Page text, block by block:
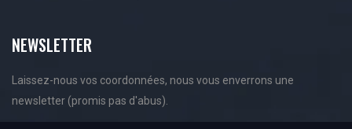
NEWSLETTER
Laissez-nous vos coordonnées, nous vous enverrons une
newsletter (promis pas d'abus).